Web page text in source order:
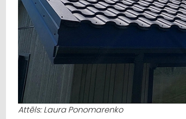
Attēls: Laura Ponomarenko